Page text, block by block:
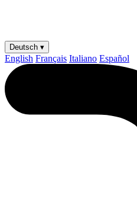
Deutsch ▾
English Français Italiano Español